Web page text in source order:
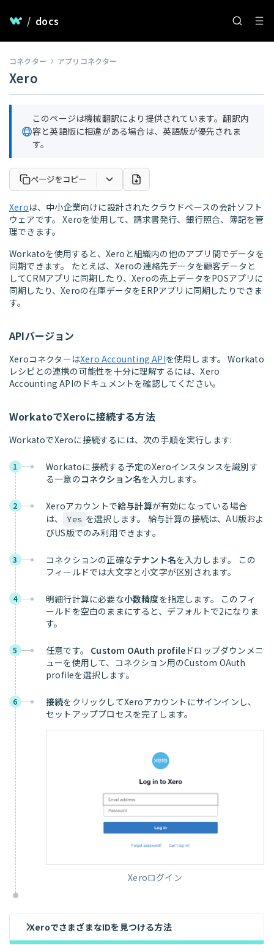
/ docs
コネクター アプリコネクター
Xero
このページは機械翻訳により提供されています。翻訳内
容と英語版に相違がある場合は、英語版が優先されま
す。
ページをコピー
Xeroは、中小企業向けに設計されたクラウドベースの会計ソフト
ウェアです。 Xeroを使用して、請求書発行、銀行照合、簿記を管
理できます。
Workatoを使用すると、Xeroと組織内の他のアプリ間でデータを
同期できます。 たとえば、Xeroの連絡先データを顧客データと
してCRMアプリに同期したり、Xeroの売上データをPOSアプリに
同期したり、Xeroの在庫データをERPアプリに同期したりできま
す。
APIバージョン
XeroコネクターはXero Accounting APIを使用します。 Workato
レシピとの連携の可能性を十分に理解するには、Xero
Accounting APIのドキュメントを確認してください。
WorkatoでXeroに接続する方法
WorkatoでXeroに接続するには、次の手順を実行します:
1
Workatoに接続する予定のXeroインスタンスを識別す
る一意のコネクション名を入力します。
2 Xeroアカウントで給与計算が有効になっている場合
は、
Yes を選択します。 給与計算の接続は、AU版およ
びUS版でのみ利用できます。
3 コネクションの正確なテナント名を入力します。 この
フィールドでは大文字と小文字が区別されます。
4 明細行計算に必要な小数精度を指定します。 このフィ
ールドを空白のままにすると、デフォルトで2になりま
す。
5 任意です。 Custom OAuth profile ドロップダウンメニ
ューを使用して、コネクション用のCustom OAuth
profileを選択します。
6 接続をクリックしてXeroアカウントにサインインし、
セットアッププロセスを完了します。
Xeroログイン
XeroでさまざまなIDを見つける方法